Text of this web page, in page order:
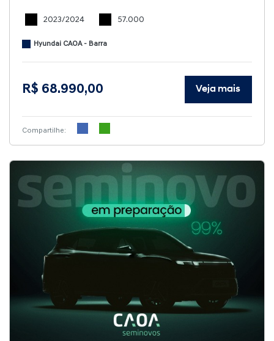
2023/2024 57.000
Hyundai CAOA - Barra
R$ 68.990,00 Veja mais
Compartilhe: